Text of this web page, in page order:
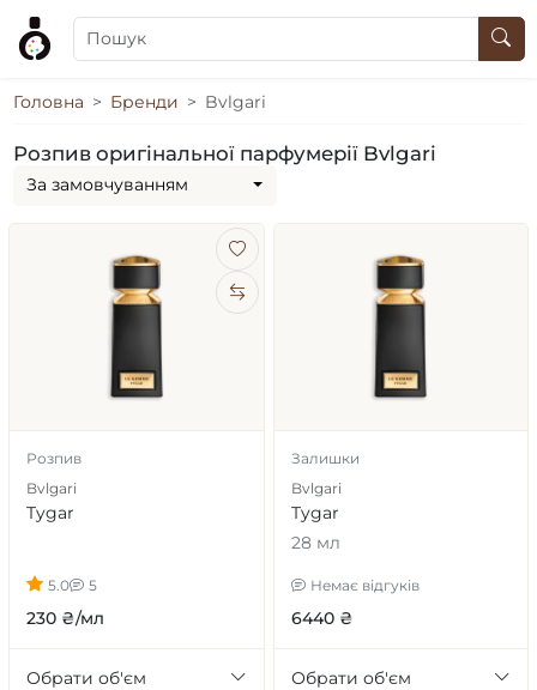
Головна Бренди Bvlgari
Розпив оригінальної парфумерії Bvlgari
За замовчуванням
Розпив
Bvlgari
Tygar
5.0 5
230 ₴/мл
Обрати об'єм
Залишки
Bvlgari
Tygar
28 мл
Немає відгуків
6440 ₴
Обрати об'єм